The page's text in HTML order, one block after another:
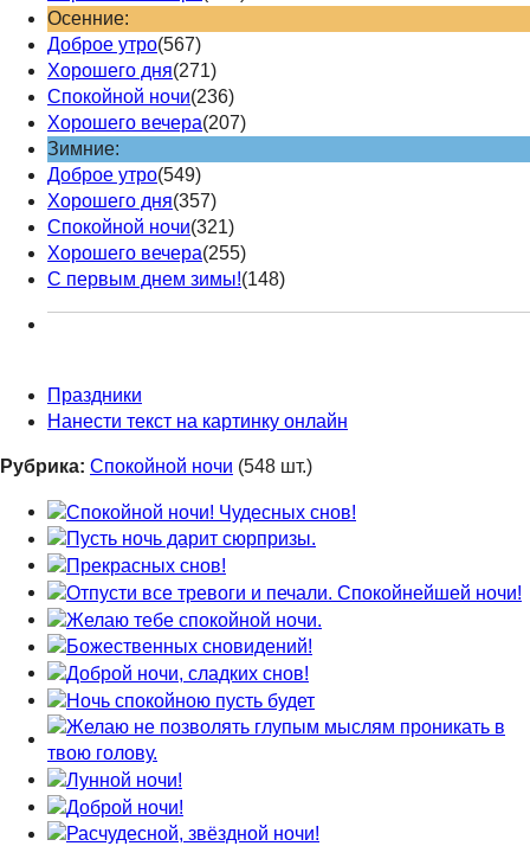
Осенние:
Доброе утро(567)
Хорошего дня(271)
Спокойной ночи(236)
Хорошего вечера(207)
Зимние:
Доброе утро(549)
Хорошего дня(357)
Спокойной ночи(321)
Хорошего вечера(255)
С первым днем зимы!(148)
Праздники
Нанести текст на картинку онлайн
Рубрика: Спокойной ночи (548 шт.)